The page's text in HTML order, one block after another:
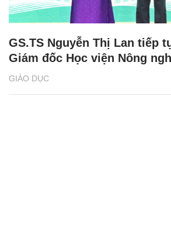
GIÁO DỤC
GS.TS Nguyễn Thị Lan tiếp
Giám đốc Học viện Nông